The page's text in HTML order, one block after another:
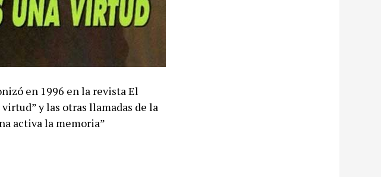
en 1996 en la revista El
y las otras llamadas de la
activa la memoria”